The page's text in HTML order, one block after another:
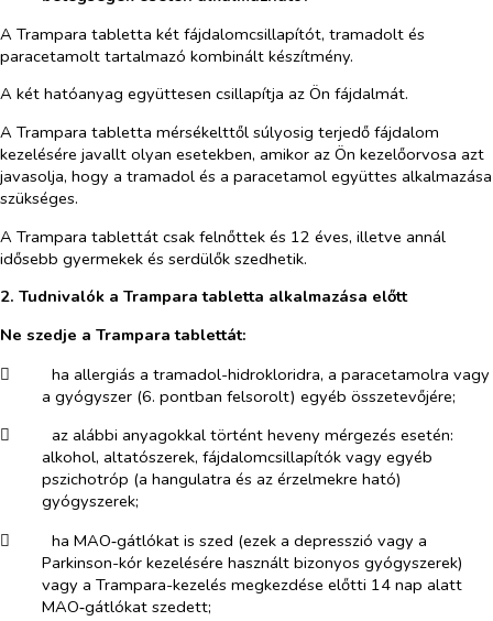
A Trampara tabletta két fájdalomcsillapítót, tramadolt és
paracetamolt tartalmazó kombinált készítmény.
A két hatóanyag együttesen csillapítja az Ön fájdalmát.
A Trampara tabletta mérsékelttől súlyosig terjedő fájdalom
kezelésére javallt olyan esetekben, amikor az Ön kezelőorvosa azt
javasolja, hogy a tramadol és a paracetamol együttes alkalmazása
szükséges.
A Trampara tablettát csak felnőttek és 12 éves, illetve annál
idősebb gyermekek és serdülők szedhetik.
2. Tudnivalók a Trampara tabletta alkalmazása előtt
Ne szedje a Trampara tablettát:
​
ha allergiás a tramadol-hidrokloridra, a paracetamolra vagy
a gyógyszer (6. pontban felsorolt) egyéb összetevőjére;
​
az alábbi anyagokkal történt heveny mérgezés esetén:
alkohol, altatószerek, fájdalomcsillapítók vagy egyéb
pszichotróp (a hangulatra és az érzelmekre ható)
gyógyszerek;
​
ha MAO‑gátlókat is szed (ezek a depresszió vagy a
Parkinson-kór kezelésére használt bizonyos gyógyszerek)
vagy a Trampara-kezelés megkezdése előtti 14 nap alatt
MAO‑gátlókat szedett;